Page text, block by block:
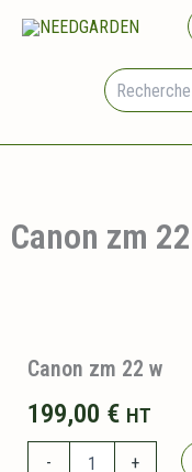
Canon zm
Canon zm 22 w
199,00 € HT
- +